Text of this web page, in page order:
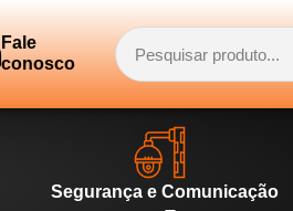
Fale
conosco
Segurança e Comunicação